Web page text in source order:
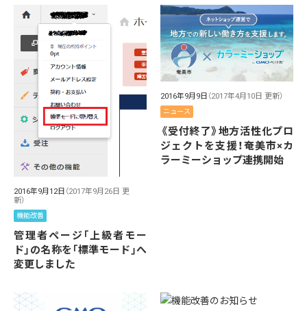
2016年9月12日 （2017年9月26日 更
新）
機能改善
管理者ページ「上級者モー
ド」の名称を「標準モード」へ
変更しました
2016年9月9日 （2017年4月10日 更新）
ニュース
《受付終了》地方活性化プロ
ジェクトを支援！奄美市×カ
ラーミーショップ連携開始